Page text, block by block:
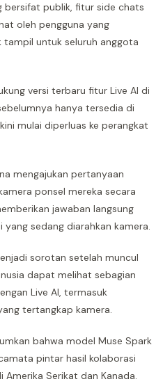
bersifat publik, fitur side chats
oleh pengguna yang
untuk seluruh anggota
versi terbaru fitur Live AI di
hanya tersedia di
mulai diperluas ke perangkat
mengajukan pertanyaan
ponsel mereka secara
jawaban langsung
sedang diarahkan kamera.
sorotan setelah muncul
dapat melihat sebagian
Live AI, termasuk
tertangkap kamera.
bahwa model Muse Spark
pintar hasil kolaborasi
Amerika Serikat dan Kanada.